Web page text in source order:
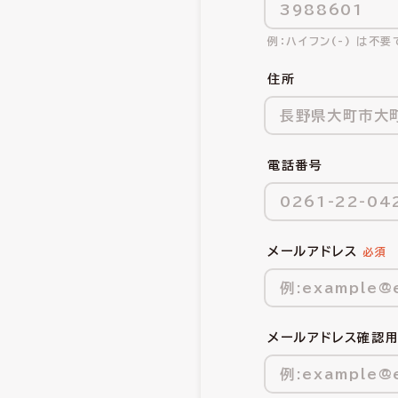
ハイフン(-) は不要
住所
電話番号
メールアドレス
メールアドレス確認